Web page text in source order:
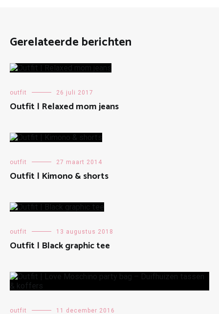
Gerelateerde berichten
outfit 26 juli 2017
Outfit | Relaxed mom jeans
outfit 27 maart 2014
Outfit | Kimono & shorts
outfit 13 augustus 2018
Outfit | Black graphic tee
outfit 11 december 2016